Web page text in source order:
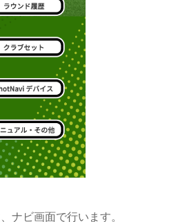
ナビ画面で行います。